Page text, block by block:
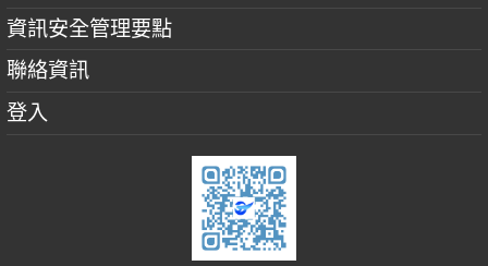
資訊安全管理要點
聯絡資訊
登入